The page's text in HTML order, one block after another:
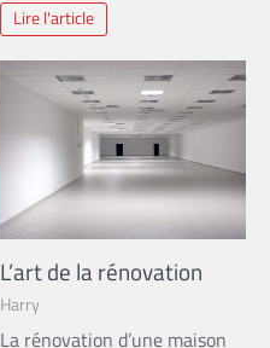
Lire l'article
L’art de la rénovation
Harry
La rénovation d’une maison